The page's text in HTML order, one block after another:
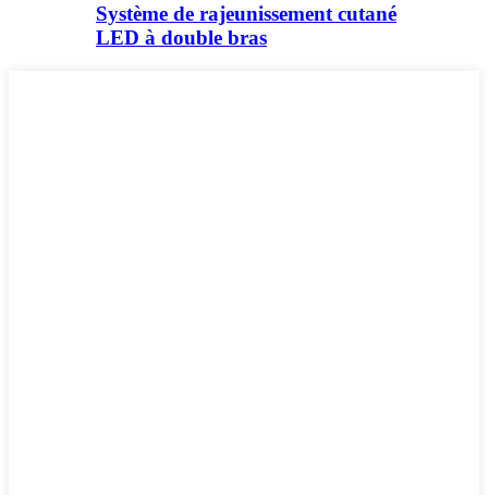
Système de rajeunissement cutané
LED à double bras